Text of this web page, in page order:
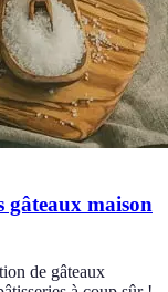
gâteaux maison
de gâteaux